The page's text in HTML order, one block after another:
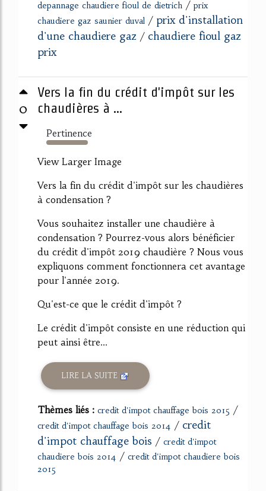
depannage chaudiere fioul de dietrich / prix
chaudiere gaz saunier duval / prix d'installation
d'une chaudiere gaz / chaudiere fioul gaz
prix
0
Vers la fin du crédit d'impôt sur les
chaudières à ...
Pertinence
496%
View Larger Image
Vers la fin du crédit d'impôt sur les chaudières
à condensation ?
Vous souhaitez installer une chaudière à
condensation ? Pourrez-vous alors bénéficier
du crédit d'impôt 2019 chaudière ? Nous vous
expliquons comment fonctionnera cet avantage
pour l'année 2019.
Qu'est-ce que le crédit d'impôt ?
Le crédit d'impôt consiste en une réduction qui
peut ainsi être...
LIRE LA SUITE
Thèmes liés : credit d'impot chauffage bois 2015 /
credit d'impot chauffage bois 2014 / credit
d'impot chauffage bois / credit d'impot
chaudiere bois 2014 / credit d'impot chaudiere bois
2015